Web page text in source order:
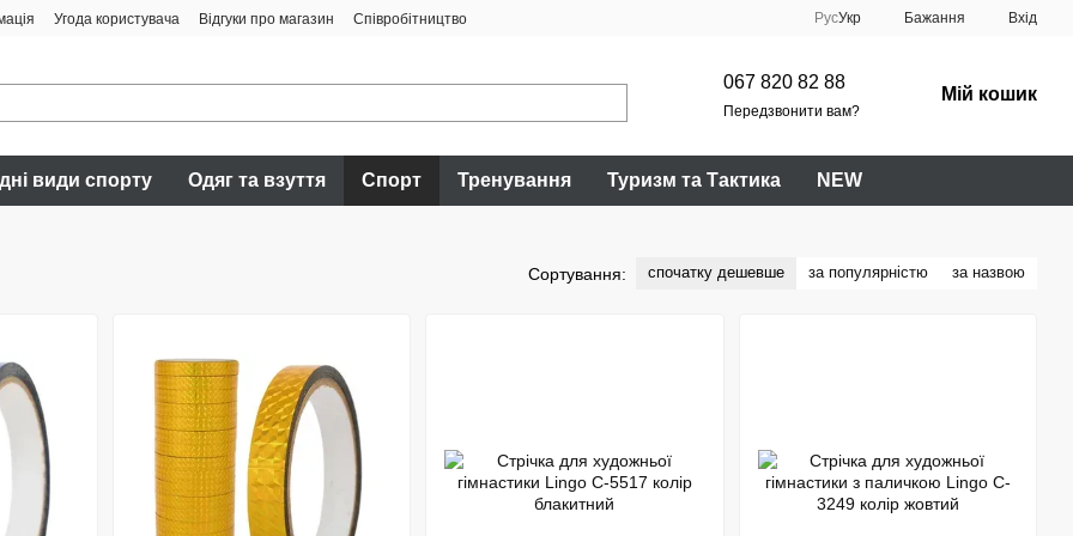
Угода користувача Відгуки про магазин Співробітництво РусУкр Бажання Вхід
067 820 82 88
Передзвонити вам?
Мій кошик
види спорту Одяг та взуття Спорт Тренування Туризм та Тактика NEW
Сортування: спочатку дешевше за популярністю за назвою